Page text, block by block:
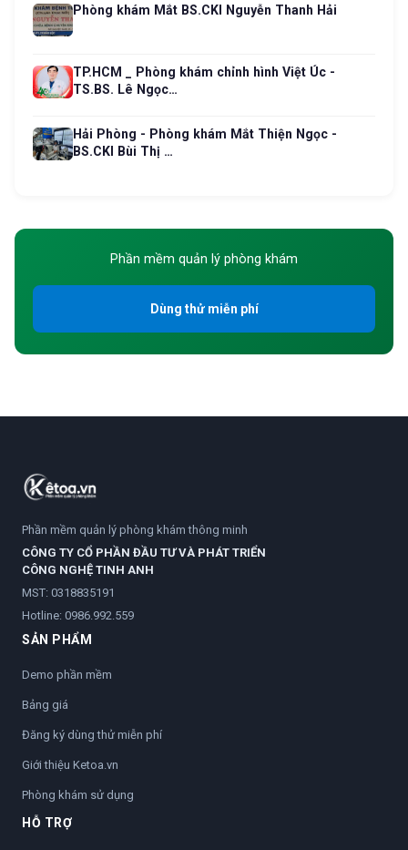
Phòng khám Mắt BS.CKI Nguyễn Thanh Hải
TP.HCM _ Phòng khám chỉnh hình Việt Úc -
TS.BS. Lê Ngọc…
Hải Phòng - Phòng khám Mắt Thiện Ngọc -
BS.CKI Bùi Thị …
Phần mềm quản lý phòng khám
Dùng thử miễn phí
Phần mềm quản lý phòng khám thông minh
CÔNG TY CỔ PHẦN ĐẦU TƯ VÀ PHÁT TRIỂN
CÔNG NGHỆ TINH ANH
MST: 0318835191
Hotline: 0986.992.559
SẢN PHẨM
Demo phần mềm
Bảng giá
Đăng ký dùng thử miễn phí
Giới thiệu Ketoa.vn
Phòng khám sử dụng
HỖ TRỢ